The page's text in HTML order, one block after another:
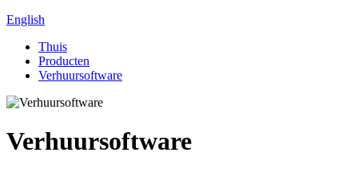
English
Thuis
Producten
Verhuursoftware
Verhuursoftware